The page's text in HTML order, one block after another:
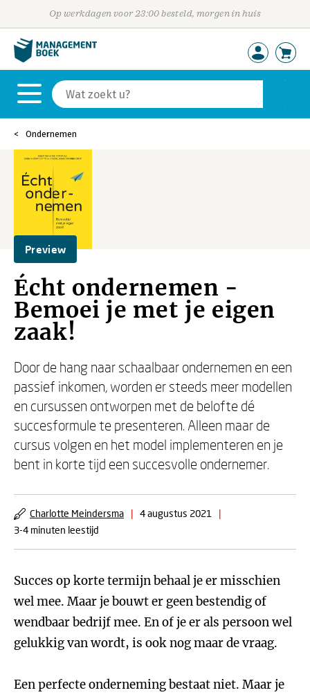
Op werkdagen voor 23:00 besteld, morgen in huis
Ondernemen
Preview
Écht ondernemen -
Bemoei je met je eigen
zaak!
Door de hang naar schaalbaar ondernemen en een
passief inkomen, worden er steeds meer modellen
en cursussen ontworpen met de belofte dé
succesformule te presenteren. Alleen maar de
cursus volgen en het model implementeren en je
bent in korte tijd een succesvolle ondernemer.
Charlotte Meindersma | 4 augustus 2021
|
3-4 minuten leestijd
Succes op korte termijn behaal je er misschien
wel mee. Maar je bouwt er geen bestendig of
wendbaar bedrijf mee. En of je er als persoon wel
gelukkig van wordt, is ook nog maar de vraag.
Een perfecte onderneming bestaat niet. Maar je